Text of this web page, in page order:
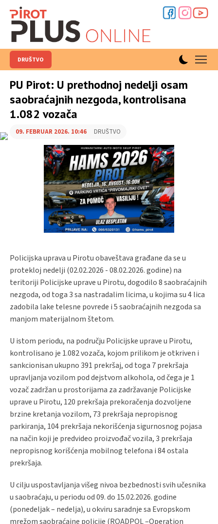
DRUŠTVO
PU Pirot: U prethodnoj nedelji osam
saobraćajnih nezgoda, kontrolisana
1.082 vozača
09. FEBRUAR 2026. 10:46 DRUŠTVO
Policijska uprava u Pirotu obaveštava građane da se u
protekloj nedelji (02.02.2026 - 08.02.2026. godine) na
teritoriji Policijske uprave u Pirotu, dogodilo 8 saobraćajnih
nezgoda, od toga 3 sa nastradalim licima, u kojima su 4 lica
zadobila lake telesne povrede i 5 saobraćajnih nezgoda sa
manjom materijalnom štetom.
U istom periodu, na području Policijske uprave u Pirotu,
kontrolisano je 1.082 vozača, kojom prilikom je otkriven i
sankcionisan ukupno 391 prekršaj, od toga 7 prekršaja
upravljanja vozilom pod dejstvom alkohola, od čega je 1
vozač zadržan u prostorijama za zadržavanje Policijske
uprave u Pirotu, 120 prekršaja prekoračenja dozvoljene
brzine kretanja vozilom, 73 prekršaja nepropisnog
parkiranja, 104 prekršaja nekorišćenja sigurnosnog pojasa
na način koji je predvideo proizvođač vozila, 3 prekršaja
nepropisnog korišćenja mobilnog telefona i 84 ostala
prekršaja.
U cilju uspostavljanja višeg nivoa bezbednosti svih učesnika
u saobraćaju, u periodu od 09. do 15.02.2026. godine
(ponedeljak – nedelja), u okviru saradnje sa Evropskom
mrežom saobraćajne policije (ROADPOL –Operation